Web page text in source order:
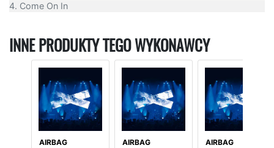
4. Come On In
INNE PRODUKTY TEGO WYKONAWCY
AIRBAG
AIRBAG
AIRBAG